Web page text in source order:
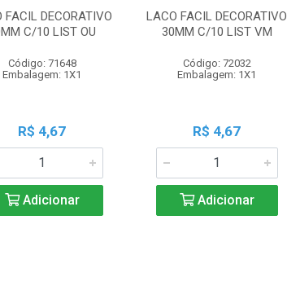
FACIL DECORATIVO
C/10 LIST OU
Código: 71648
Embalagem: 1X1
R$ 4,67
Adicionar
LACO FACIL DECORATIVO
30MM C/10 LIST VM
Código: 72032
Embalagem: 1X1
R$ 4,67
Adicionar